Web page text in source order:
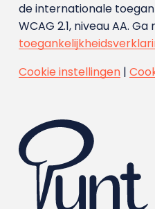
de internationale
WCAG 2.1, niveau AA.
Cookie instellingen|